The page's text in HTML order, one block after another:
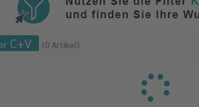
C+V (0 Artikel)